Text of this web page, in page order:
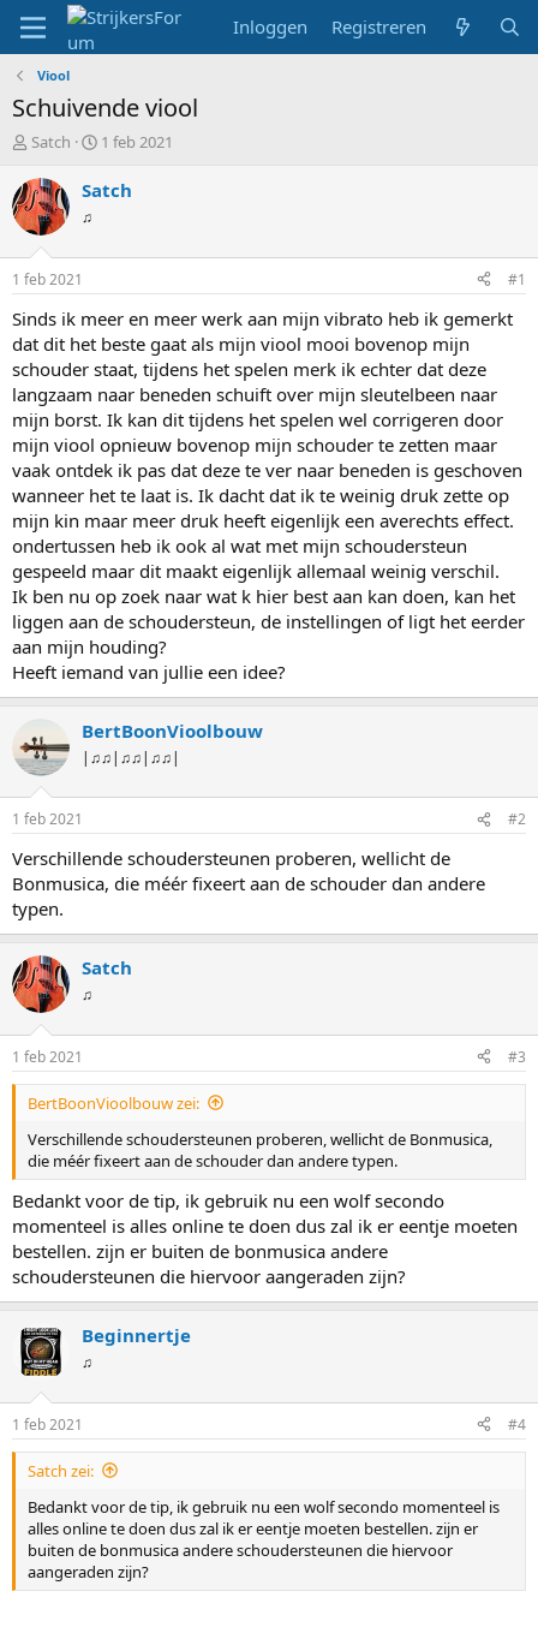
Inloggen Registreren
Viool
Schuivende viool
T
p
i
c
s
a
r
t
e
r
Satch
S
a
t
u
m
1 feb 2021
Satch
♫
1 feb 2021 #1
Sinds ik meer en meer werk aan mijn vibrato heb ik gemerkt
dat dit het beste gaat als mijn viool mooi bovenop mijn
schouder staat, tijdens het spelen merk ik echter dat deze
langzaam naar beneden schuift over mijn sleutelbeen naar
mijn borst. Ik kan dit tijdens het spelen wel corrigeren door
mijn viool opnieuw bovenop mijn schouder te zetten maar
vaak ontdek ik pas dat deze te ver naar beneden is geschoven
wanneer het te laat is. Ik dacht dat ik te weinig druk zette op
mijn kin maar meer druk heeft eigenlijk een averechts effect.
ondertussen heb ik ook al wat met mijn schoudersteun
gespeeld maar dit maakt eigenlijk allemaal weinig verschil.
Ik ben nu op zoek naar wat k hier best aan kan doen, kan het
liggen aan de schoudersteun, de instellingen of ligt het eerder
aan mijn houding?
Heeft iemand van jullie een idee?
BertBoonVioolbouw
|♫♫|♫♫|♫♫|
1 feb 2021 #2
Verschillende schoudersteunen proberen, wellicht de
Bonmusica, die méér fixeert aan de schouder dan andere
typen.
Satch
♫
1 feb 2021 #3
BertBoonVioolbouw zei:
Verschillende schoudersteunen proberen, wellicht de Bonmusica,
die méér fixeert aan de schouder dan andere typen.
Bedankt voor de tip, ik gebruik nu een wolf secondo
momenteel is alles online te doen dus zal ik er eentje moeten
bestellen. zijn er buiten de bonmusica andere
schoudersteunen die hiervoor aangeraden zijn?
Beginnertje
♫
1 feb 2021 #4
Satch zei:
Bedankt voor de tip, ik gebruik nu een wolf secondo momenteel is
alles online te doen dus zal ik er eentje moeten bestellen. zijn er
buiten de bonmusica andere schoudersteunen die hiervoor
aangeraden zijn?